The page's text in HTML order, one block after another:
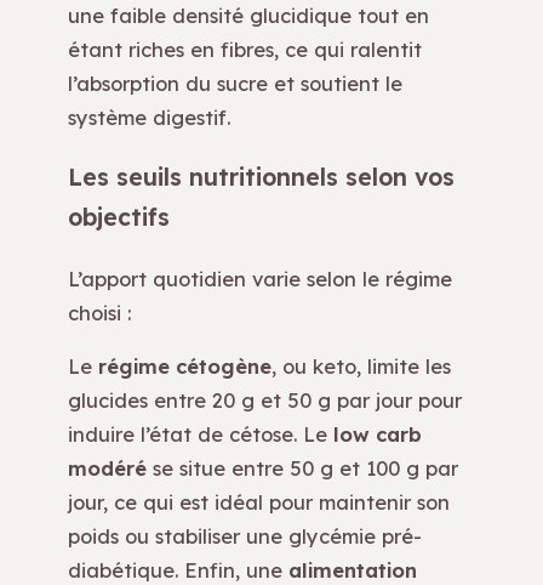
une faible densité glucidique tout en
étant riches en fibres, ce qui ralentit
l’absorption du sucre et soutient le
système digestif.
Les seuils nutritionnels selon vos
objectifs
L’apport quotidien varie selon le régime
choisi :
Le régime cétogène, ou keto, limite les
glucides entre 20 g et 50 g par jour pour
induire l’état de cétose. Le low carb
modéré se situe entre 50 g et 100 g par
jour, ce qui est idéal pour maintenir son
poids ou stabiliser une glycémie pré-
diabétique. Enfin, une alimentation